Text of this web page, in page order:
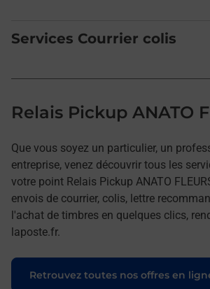
Services Courrier colis
Relais Pickup ANATO
Que vous soyez un particulier, un
entreprise, venez découvrir tous les
votre point Relais Pickup ANATO
envois de courrier, colis, lettre
l'achat de timbres en quelques clics,
laposte.fr.
Retrouvez toutes nos offres en